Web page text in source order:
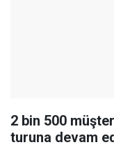
2 bin 500
turuna devam